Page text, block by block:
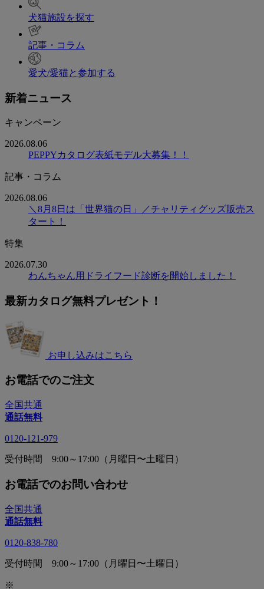
犬猫施設を探す
記事・コラム
愛犬/愛猫と参加する
新着ニュース
キャンペーン
2026.08.06
PEPPYカタログ表紙モデル大募集！！
記事・コラム
2026.08.06
＼8月8日は「世界猫の日」／チャリティグッズ販売ス
タート！
特集
2026.07.30
わんちゃん用ドライフード診断を開始しました！
最新カタログ無料プレゼント！
お申し込みはこちら
お電話でのご注文
全国共通
通話無料
0120-121-979
受付時間 9:00～17:00（月曜日〜土曜日）
お電話でのお問い合わせ
全国共通
通話無料
0120-838-780
受付時間 9:00～17:00（月曜日〜土曜日）
※